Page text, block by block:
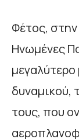
Φέτος,
Ηνωμένες
μεγαλύτερο
δυναμικού,
τους, που